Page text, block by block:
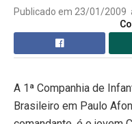
Publicado em 23/01/2009
A 1ª Companhia de
Brasileiro em Paulo